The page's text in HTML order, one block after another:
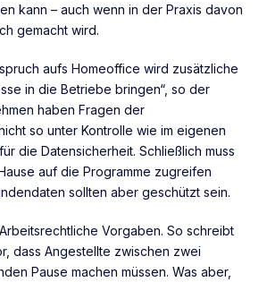
kann – auch wenn in der Praxis davon
gemacht wird.
aufs Homeoffice wird zusätzliche
in die Betriebe bringen“, so der
haben Fragen der
so unter Kontrolle wie im eigenen
die Datensicherheit. Schließlich muss
auf die Programme zugreifen
sollten aber geschützt sein.
Vorgaben. So schreibt
dass Angestellte zwischen zwei
Pause machen müssen. Was aber,